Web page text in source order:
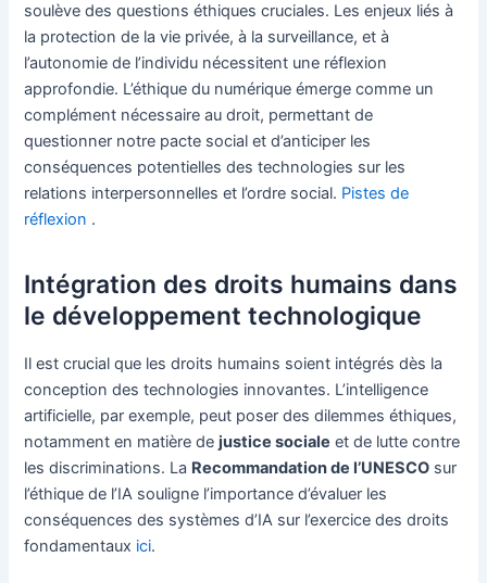
soulève des questions éthiques cruciales. Les enjeux liés à
la protection de la vie privée, à la surveillance, et à
l’autonomie de l’individu nécessitent une réflexion
approfondie. L’éthique du numérique émerge comme un
complément nécessaire au droit, permettant de
questionner notre pacte social et d’anticiper les
conséquences potentielles des technologies sur les
relations interpersonnelles et l’ordre social. Pistes de
réflexion .
Intégration des droits humains dans
le développement technologique
Il est crucial que les droits humains soient intégrés dès la
conception des technologies innovantes. L’intelligence
artificielle, par exemple, peut poser des dilemmes éthiques,
notamment en matière dejustice sociale et de lutte contre
les discriminations. La Recommandation de l’UNESCO sur
l’éthique de l’IA souligne l’importance d’évaluer les
conséquences des systèmes d’IA sur l’exercice des droits
fondamentaux ici.